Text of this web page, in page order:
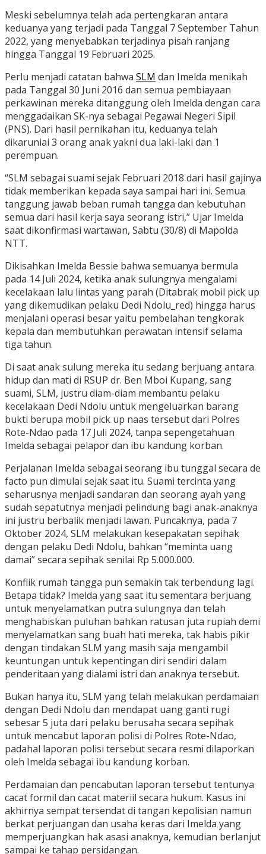
Meski sebelumnya telah ada pertengkaran antara
keduanya yang terjadi pada Tanggal 7 September Tahun
2022, yang menyebabkan terjadinya pisah ranjang
hingga Tanggal 19 Februari 2025.
Perlu menjadi catatan bahwa SLM dan Imelda menikah
pada Tanggal 30 Juni 2016 dan semua pembiayaan
perkawinan mereka ditanggung oleh Imelda dengan cara
menggadaikan SK-nya sebagai Pegawai Negeri Sipil
(PNS). Dari hasil pernikahan itu, keduanya telah
dikaruniai 3 orang anak yakni dua laki-laki dan 1
perempuan.
“SLM sebagai suami sejak Februari 2018 dari hasil gajinya
tidak memberikan kepada saya sampai hari ini. Semua
tanggung jawab beban rumah tangga dan kebutuhan
semua dari hasil kerja saya seorang istri,” Ujar Imelda
saat dikonfirmasi wartawan, Sabtu (30/8) di Mapolda
NTT.
Dikisahkan Imelda Bessie bahwa semuanya bermula
pada 14 Juli 2024, ketika anak sulungnya mengalami
kecelakaan lalu lintas yang parah (Ditabrak mobil pick up
yang dikemudikan pelaku Dedi Ndolu_red) hingga harus
menjalani operasi besar yaitu pembelahan tengkorak
kepala dan membutuhkan perawatan intensif selama
tiga tahun.
Di saat anak sulung mereka itu sedang berjuang antara
hidup dan mati di RSUP dr. Ben Mboi Kupang, sang
suami, SLM, justru diam-diam membantu pelaku
kecelakaan Dedi Ndolu untuk mengeluarkan barang
bukti berupa mobil pick up naas tersebut dari Polres
Rote-Ndao pada 17 Juli 2024, tanpa sepengetahuan
Imelda sebagai pelapor dan ibu kandung korban.
Perjalanan Imelda sebagai seorang ibu tunggal secara de
facto pun dimulai sejak saat itu. Suami tercinta yang
seharusnya menjadi sandaran dan seorang ayah yang
sudah sepatutnya menjadi pelindung bagi anak-anaknya
ini justru berbalik menjadi lawan. Puncaknya, pada 7
Oktober 2024, SLM melakukan kesepakatan sepihak
dengan pelaku Dedi Ndolu, bahkan “meminta uang
damai” secara sepihak senilai Rp 5.000.000.
Konflik rumah tangga pun semakin tak terbendung lagi.
Betapa tidak? Imelda yang saat itu sementara berjuang
untuk menyelamatkan putra sulungnya dan telah
menghabiskan puluhan bahkan ratusan juta rupiah demi
menyelamatkan sang buah hati mereka, tak habis pikir
dengan tindakan SLM yang masih saja mengambil
keuntungan untuk kepentingan diri sendiri dalam
penderitaan yang dialami istri dan anaknya tersebut.
Bukan hanya itu, SLM yang telah melakukan perdamaian
dengan Dedi Ndolu dan mendapat uang ganti rugi
sebesar 5 juta dari pelaku berusaha secara sepihak
untuk mencabut laporan polisi di Polres Rote-Ndao,
padahal laporan polisi tersebut secara resmi dilaporkan
oleh Imelda sebagai ibu kandung korban.
Perdamaian dan pencabutan laporan tersebut tentunya
cacat formil dan cacat materiil secara hukum. Kasus ini
akhirnya sempat tersendat di tangan kepolisian namun
berkat perjuangan dan usaha keras dari Imelda yang
memperjuangkan hak asasi anaknya, kemudian berlanjut
sampai ke tahap persidangan.